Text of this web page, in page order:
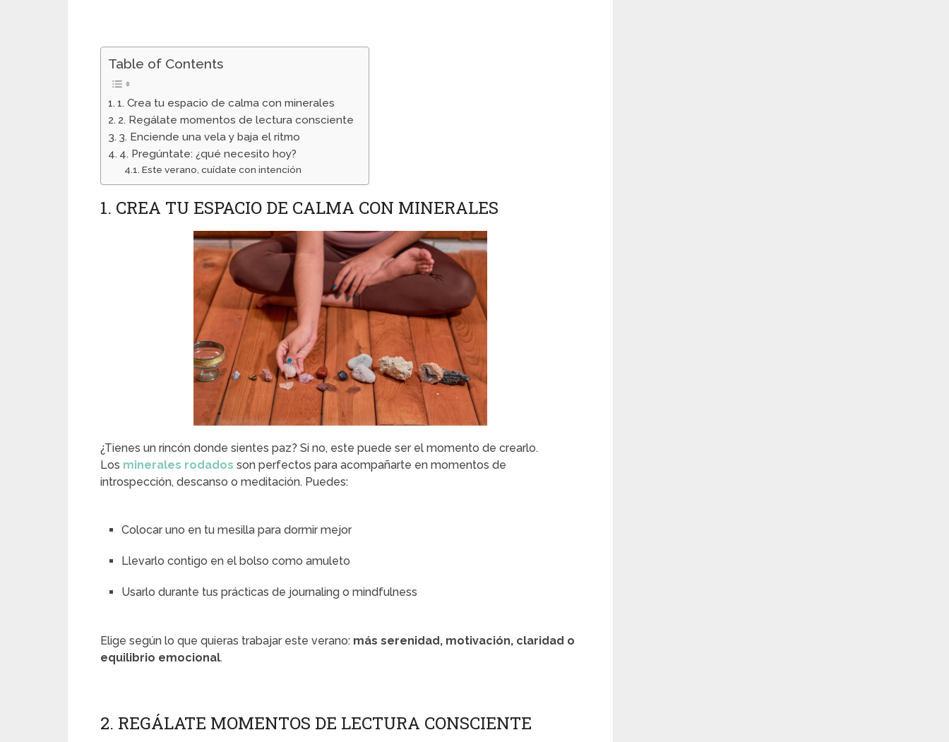
Table of Contents
1. Crea tu espacio de calma con minerales
2. Regálate momentos de lectura consciente
3. Enciende una vela y baja el ritmo
4. Pregúntate: ¿qué necesito hoy?
Este verano, cuídate con intención
1. CREA TU ESPACIO DE CALMA CON MINERALES
¿Tienes un rincón donde sientes paz? Si no, este puede ser el momento de crearlo.
Los minerales rodados son perfectos para acompañarte en momentos de
introspección, descanso o meditación. Puedes:
Colocar uno en tu mesilla para dormir mejor
Llevarlo contigo en el bolso como amuleto
Usarlo durante tus prácticas de journaling o mindfulness
Elige según lo que quieras trabajar este verano: más serenidad, motivación, claridad o
equilibrio emocional.
2. REGÁLATE MOMENTOS DE LECTURA CONSCIENTE